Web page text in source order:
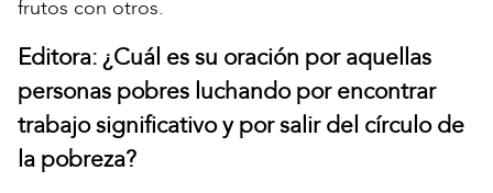
frutos con otros.
Editora: ¿Cuál es su oración por aquellas
personas pobres luchando por encontrar
trabajo significativo y por salir del círculo de
la pobreza?